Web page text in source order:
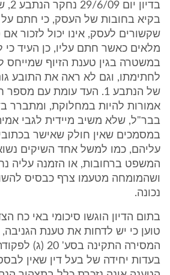
בקיא בחובות של העסק, כי חתם על
שקשורים לעסק, אינו יכול לזכור אם
מלאים כאשר חתם עליו, כן העיד כי
במשטרה בגין טענת הזיוף שמייחס
לחתימתו, וגם לא ראה את התובע
של הנתבע 1. העד עומת עם
אמורות להיות במחלוקת, ומתברר
בבר"ל, שלא משיב מיידית לגבי
במסמכים שאין חולק שאישר
עליהם, כמו למשל אחד השיקים
המשפט ברחובות, או הזמנה עליה
ושהמומחה מטעמו צרף כבסיס
נכונה.
בתום הדיון הוגשו סיכומי באי כח
טוען כי יש לדחות את טענת
המסירה התקינה
בעדות יחידה של בעל דין שאין